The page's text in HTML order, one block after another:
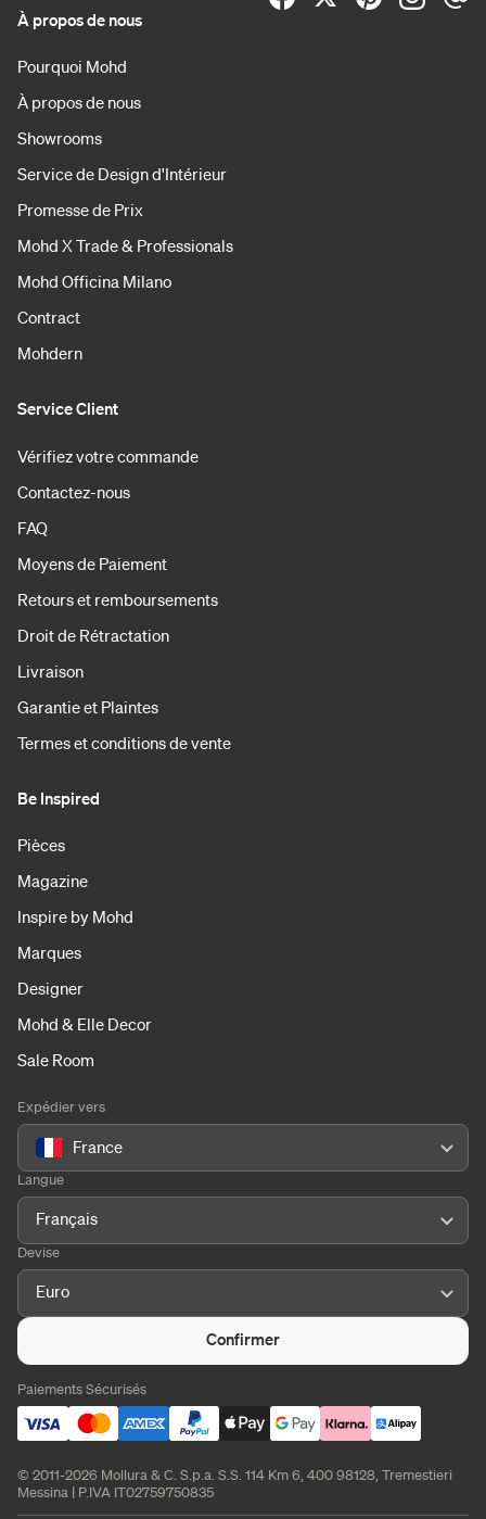
À propos de nous
Pourquoi Mohd
À propos de nous
Showrooms
Service de Design d'Intérieur
Promesse de Prix
Mohd X Trade & Professionals
Mohd Officina Milano
Contract
Mohdern
Service Client
Vérifiez votre commande
Contactez-nous
FAQ
Moyens de Paiement
Retours et remboursements
Droit de Rétractation
Livraison
Garantie et Plaintes
Termes et conditions de vente
Be Inspired
Pièces
Magazine
Inspire by Mohd
Marques
Designer
Mohd & Elle Decor
Sale Room
Expédier vers
France
Langue
Français
Devise
Euro
Confirmer
Paiements Sécurisés
© 2011-2026 Mollura & C. S.p.a. S.S. 114 Km 6, 400 98128, Tremestieri
Messina | P.IVA IT02759750835